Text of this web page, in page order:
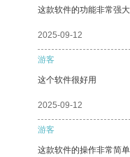
这款软件的功能非常强
2025-09-12
游客
这个软件很好用
2025-09-12
游客
这款软件的操作非常简